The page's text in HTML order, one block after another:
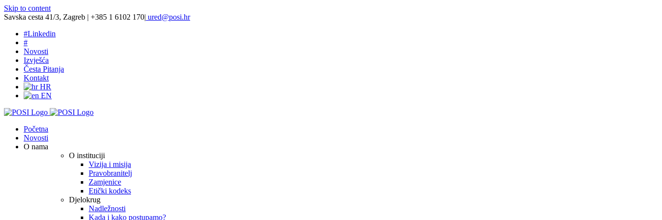
Skip to content
Savska cesta 41/3, Zagreb | +385 1 6102 170| ured@posi.hr
#Linkedin
#
Novosti
Izvješća
Česta Pitanja
Kontakt
HR
EN
Početna
Novosti
O nama
O instituciji
Vizija i misija
Pravobranitelj
Zamjenice
Etički kodeks
Djelokrug
Nadležnosti
Kada i kako postupamo?